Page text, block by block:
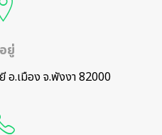
ยู่
อ.เมือง จ.พังงา 82000